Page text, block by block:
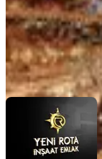
YENİ ROTA